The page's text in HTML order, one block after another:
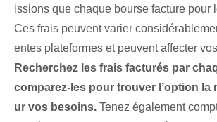
issions que chaque bourse facture pour
Ces frais peuvent varier
entes plateformes et peuvent affecter
Recherchez les frais facturés par
comparez-les pour trouver l’option la
ur vos besoins. Tenez également